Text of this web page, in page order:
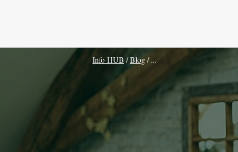
Info-HUB /Blog/ ...